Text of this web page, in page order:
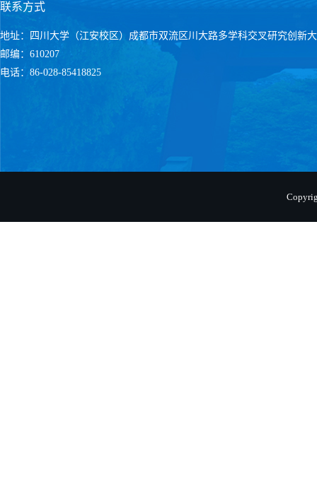
联系方式
地址：四川大学（江安校区）成都市双流区川大路多学科交叉研究创新
邮编：610207
电话：86-028-85418825